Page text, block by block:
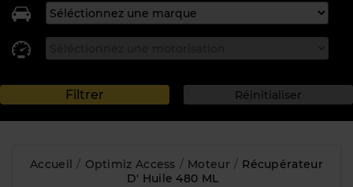
Accueil Optimiz Access Moteur
Récupérateur
D' Huile 480 ML